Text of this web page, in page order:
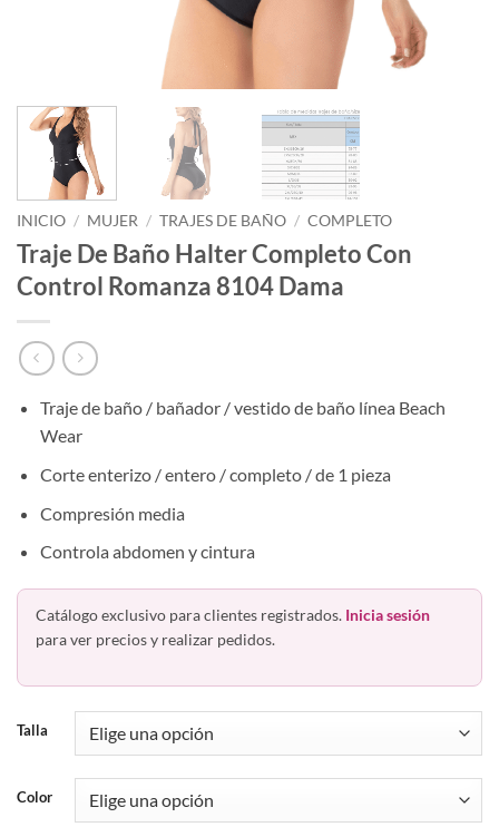
INICIO / MUJER / TRAJES DE BAÑO / COMPLETO
Traje De Baño Halter Completo Con
Control Romanza 8104 Dama
Traje de baño / bañador / vestido de baño línea Beach
Wear
Corte enterizo / entero / completo / de 1 pieza
Compresión media
Controla abdomen y cintura
Catálogo exclusivo para clientes registrados. Inicia sesión
para ver precios y realizar pedidos.
Talla
Color